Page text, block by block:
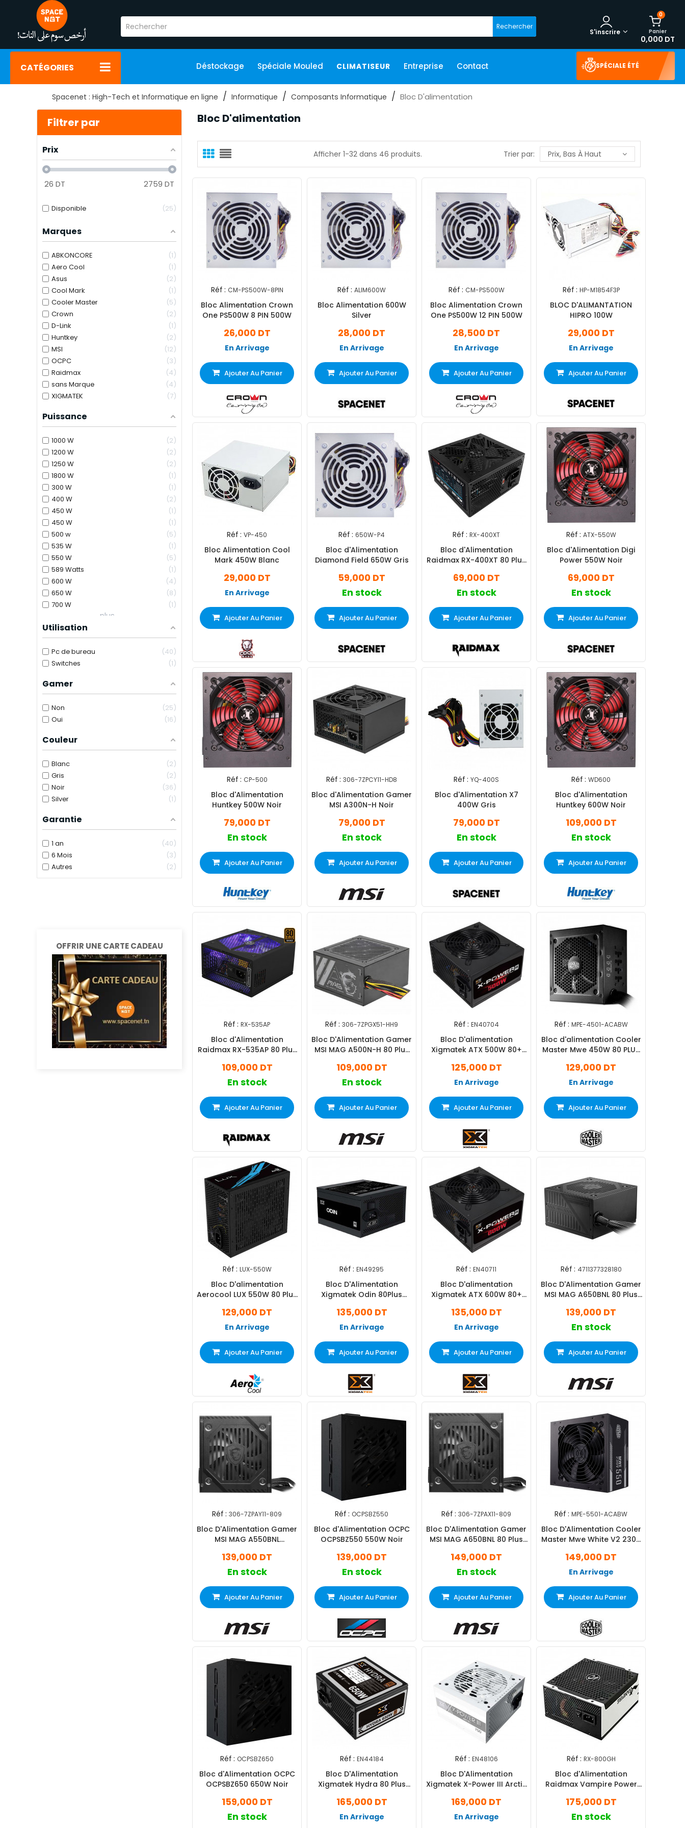
Rechercher
0
Panier
0,000 DT
S'inscrire
CATÉGORIES Déstockage Spéciale Mouled CLIMATISEUR Entreprise Contact SPÉCIALE ÉTÉ
Spacenet : High-Tech et Informatique en ligne Informatique Composants Informatique Bloc D'alimentation
Filtrer par
Prix
26 DT 2759 DT
Disponible 25
Marques
ABKONCORE
1
Aero Cool
1
Asus
2
Cool Mark
1
Cooler Master
5
Crown
2
D-Link
1
Huntkey
2
MSI
12
OCPC
3
Raidmax
4
sans Marque
4
XIGMATEK
7
Puissance
1000 W
2
1200 W
2
1250 W
2
1800 W
1
300 W
1
400 W
2
450 W
1
450 W
1
500 w
5
535 W
1
550 W
5
589 Watts
1
600 W
4
650 W
8
700 W
1
plus...
Utilisation
Pc de bureau
40
Switches
1
Gamer
Non
25
Oui
16
Couleur
Blanc
2
Gris
2
Noir
36
Silver
1
Garantie
1 an
40
6 Mois
3
Autres
2
OFFRIR UNE CARTE CADEAU
Bloc D'alimentation
Afficher 1-32 dans 46 produits. Trier par: Prix, Bas À Haut
Réf : CM-PS500W-8PIN
Bloc Alimentation Crown
One PS500W 8 PIN 500W
26,000 DT
En Arrivage
Ajouter Au Panier
Réf : ALIM600W
Bloc Alimentation 600W
Silver
28,000 DT
En Arrivage
Ajouter Au Panier
Réf : CM-PS500W
Bloc Alimentation Crown
One PS500W 12 PIN 500W
28,500 DT
En Arrivage
Ajouter Au Panier
Réf : HP-M1854F3P
BLOC D'ALIMANTATION
HIPRO 100W
29,000 DT
En Arrivage
Ajouter Au Panier
Réf : VP-450
Bloc Alimentation Cool
Mark 450W Blanc
29,000 DT
En Arrivage
Ajouter Au Panier
Réf : 650W-P4
Bloc d'Alimentation
Diamond Field 650W Gris
59,000 DT
En stock
Ajouter Au Panier
Réf : RX-400XT
Bloc d'Alimentation
Raidmax RX-400XT 80 Plus
69,000 DT
En stock
Ajouter Au Panier
Réf : ATX-550W
Bloc d'Alimentation Digi
Power 550W Noir
69,000 DT
En stock
Ajouter Au Panier
Réf : CP-500
Bloc d'Alimentation
Huntkey 500W Noir
79,000 DT
En stock
Ajouter Au Panier
Réf : 306-7ZPCY11-HD8
Bloc d'Alimentation Gamer
MSI A300N-H Noir
79,000 DT
En stock
Ajouter Au Panier
Réf : YQ-400S
Bloc d'Alimentation X7
400W Gris
79,000 DT
En stock
Ajouter Au Panier
Réf : WD600
Bloc d'Alimentation
Huntkey 600W Noir
109,000 DT
En stock
Ajouter Au Panier
Réf : RX-535AP
Bloc d'Alimentation
Raidmax RX-535AP 80 Plus
109,000 DT
En stock
Ajouter Au Panier
Réf : 306-7ZPGX51-HH9
Bloc D'Alimentation Gamer
MSI MAG A500N-H 80 Plus
109,000 DT
En stock
Ajouter Au Panier
Réf : EN40704
Bloc D'alimentation
Xigmatek ATX 500W 80+
125,000 DT
En Arrivage
Ajouter Au Panier
Réf : MPE-4501-ACABW
Bloc d'alimentation Cooler
Master Mwe 450W 80 PLUS
129,000 DT
En Arrivage
Ajouter Au Panier
Réf : LUX-550W
Bloc D'alimentation
Aerocool LUX 550W 80 Plus
129,000 DT
En Arrivage
Ajouter Au Panier
Réf : EN49295
Bloc D'Alimentation
Xigmatek Odin 80Plus
Noir
135,000 DT
En Arrivage
Ajouter Au Panier
Réf : EN40711
Bloc D'alimentation
Xigmatek ATX 600W 80+
135,000 DT
En Arrivage
Ajouter Au Panier
Réf : 4711377328180
Bloc D'Alimentation Gamer
MSI MAG A650BNL 80 Plus
139,000 DT
En stock
Ajouter Au Panier
Réf : 306-7ZPAY11-809
Bloc D'Alimentation Gamer
MSI MAG A550BNL
139,000 DT
En stock
Ajouter Au Panier
Réf : OCPSBZ550
Bloc d'Alimentation OCPC
OCPSBZ550 550W Noir
139,000 DT
En stock
Ajouter Au Panier
Réf : 306-7ZPAX11-809
Bloc D'Alimentation Gamer
MSI MAG A650BNL 80 Plus
149,000 DT
En stock
Ajouter Au Panier
Réf : MPE-5501-ACABW
Bloc D'Alimentation Cooler
Master Mwe White V2 230V
149,000 DT
En Arrivage
Ajouter Au Panier
Réf : OCPSBZ650
Bloc d'Alimentation OCPC
OCPSBZ650 650W Noir
159,000 DT
En stock
Réf : EN44184
Bloc D'Alimentation
Xigmatek Hydra 80 Plus
Noir
165,000 DT
En Arrivage
Réf : EN48106
Bloc D'Alimentation
Xigmatek X-Power III Arctic
Blanc
169,000 DT
En Arrivage
Réf : RX-800GH
Bloc d'Alimentation
Raidmax Vampire Power
Noir
175,000 DT
En stock